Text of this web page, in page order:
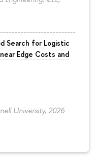
Search for Logistic
Edge Costs and
University, 2026